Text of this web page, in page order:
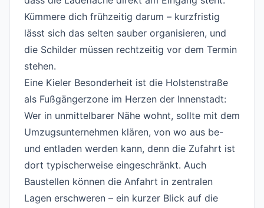
Kümmere dich frühzeitig darum – kurzfristig
lässt sich das selten sauber organisieren, und
die Schilder müssen rechtzeitig vor dem Termin
stehen.
Eine Kieler Besonderheit ist die Holstenstraße
als Fußgängerzone im Herzen der Innenstadt:
Wer in unmittelbarer Nähe wohnt, sollte mit dem
Umzugsunternehmen klären, von wo aus be-
und entladen werden kann, denn die Zufahrt ist
dort typischerweise eingeschränkt. Auch
Baustellen können die Anfahrt in zentralen
Lagen erschweren – ein kurzer Blick auf die